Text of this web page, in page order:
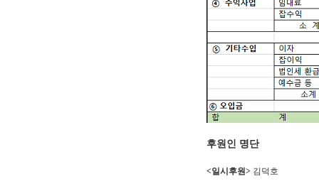
후원인 명단
<일시후원> 김덕호